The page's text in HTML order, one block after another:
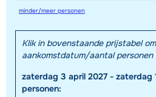
Toon alle accommodaties in dit
Deze kaart geeft een indicatie van de
minder/meer personen
Klik in bovenstaande prijstabel om
aankomstdatum/aantal
zaterdag 3 april 2027 - zaterdag
personen: